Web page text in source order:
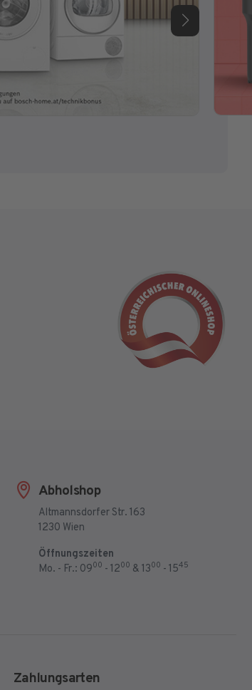
Abholshop
Altmannsdorfer Str. 163
1230 Wien
Öffnungszeiten
Mo. - Fr.: 0900 - 1200 & 1300 - 1545
Zahlungsarten